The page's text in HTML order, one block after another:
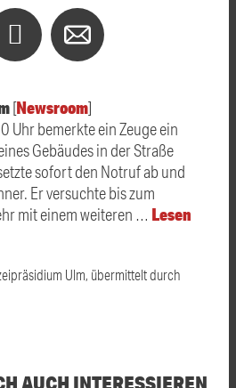
[Newsroom]
Uhr bemerkte ein Zeuge ein
Gebäudes in der Straße
sofort den Notruf ab und
Er versuchte bis zum
mit einem weiteren … Lesen
Ulm, übermittelt durch
AUCH INTERESSIEREN